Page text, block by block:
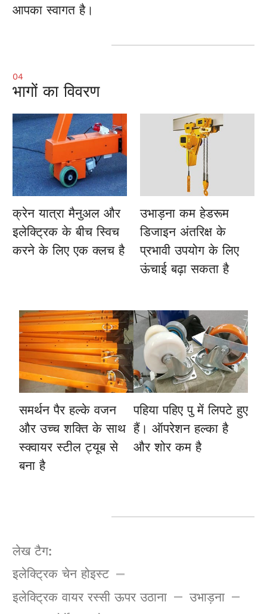
आपका स्वागत है।
04
भागों का विवरण
क्रेन यात्रामैनुअल और
इलेक्ट्रिक के बीच स्विच
करने के लिए एक क्लच है
उभाड़नाकम हेडरूम
डिजाइन अंतरिक्ष के
प्रभावी उपयोग के लिए
ऊंचाई बढ़ा सकता है
समर्थन पैरहल्के वजन
और उच्च शक्ति के साथ
स्क्वायर स्टील ट्यूब से
बना है
पहियापहिए पु में लिपटे हुए
हैं। ऑपरेशन हल्का है
और शोर कम है
लेख टैग:
इलेक्ट्रिक चेन होइस्ट
इलेक्ट्रिक वायर रस्सी ऊपर उठाना
उभाड़ना